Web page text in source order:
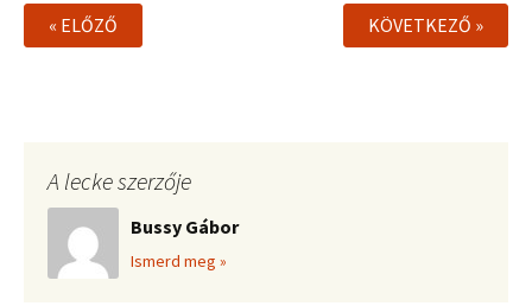
« ELŐZŐ KÖVETKEZŐ »
A lecke szerzője
Bussy Gábor
Ismerd meg »